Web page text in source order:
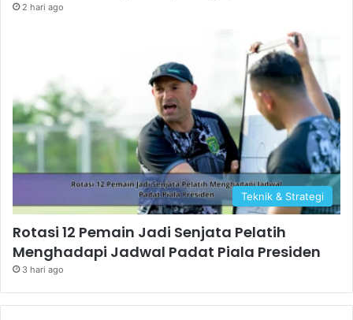
2 hari ago
Teknik & Strategi
Rotasi 12 Pemain Jadi Senjata Pelatih
Menghadapi Jadwal Padat Piala Presiden
3 hari ago